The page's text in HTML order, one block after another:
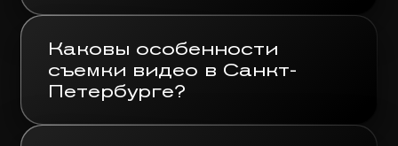
Каковы особенности
съемки видео в Санкт-
Петербурге?